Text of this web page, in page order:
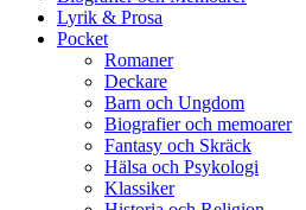
Lyrik & Prosa
Pocket
Romaner
Deckare
Barn och Ungdom
Biografier och memoarer
Fantasy och Skräck
Hälsa och Psykologi
Klassiker